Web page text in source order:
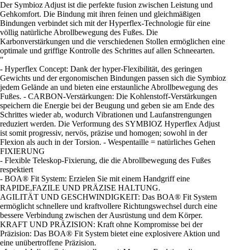
Der Symbioz Adjust ist die perfekte fusion zwischen Leistung und
Gehkomfort. Die Bindung mit ihren feinen und gleichmäßigen
Bindungen verbindet sich mit der Hyperflex-Technologie für eine
völlig natürliche Abrollbewegung des Fußes. Die
Karbonverstärkungen und die verschiedenen Stollen ermöglichen eine
optimale und griffige Kontrolle des Schrittes auf allen Schneearten.
"
- Hyperflex Concept: Dank der hyper-Flexibilität, des geringen
Gewichts und der ergonomischen Bindungen passen sich die Symbioz
jedem Gelände an und bieten eine erstaunliche Abrollbewegung des
Fußes. - CARBON-Verstärkungen: Die Kohlenstoff-Verstärkungen
speichern die Energie bei der Beugung und geben sie am Ende des
Schrittes wieder ab, wodurch Vibrationen und Laufanstrengungen
reduziert werden. Die Verformung des SYMBIOZ Hyperflex Adjust
ist somit progressiv, nervös, präzise und homogen; sowohl in der
Flexion als auch in der Torsion. - Wespentaille = natürliches Gehen
FIXIERUNG
- Flexible Teleskop-Fixierung, die die Abrollbewegung des Fußes
respektiert
- BOA® Fit System: Erzielen Sie mit einem Handgriff eine
RAPIDE,FAZILE UND PRÄZISE HALTUNG.
AGILITÄT UND GESCHWINDIGKEIT: Das BOA® Fit System
ermöglicht schnellere und kraftvollere Richtungswechsel durch eine
bessere Verbindung zwischen der Ausrüstung und dem Körper.
KRAFT UND PRÄZISION: Kraft ohne Kompromisse bei der
Präzision: Das BOA® Fit System bietet eine explosivere Aktion und
eine unübertroffene Präzision.